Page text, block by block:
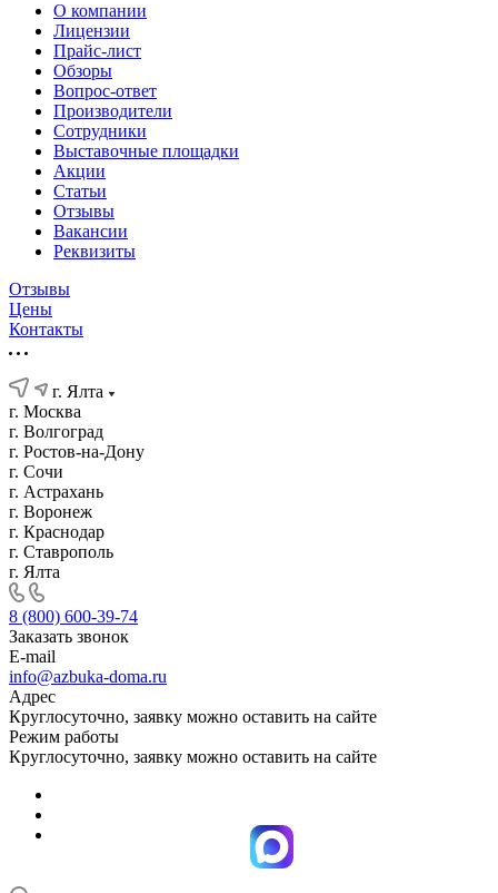
О компании
Лицензии
Прайс-лист
Обзоры
Вопрос-ответ
Производители
Сотрудники
Выставочные площадки
Акции
Статьи
Отзывы
Вакансии
Реквизиты
Отзывы
Цены
Контакты
г. Ялта
г. Москва
г. Волгоград
г. Ростов-на-Дону
г. Сочи
г. Астрахань
г. Воронеж
г. Краснодар
г. Ставрополь
г. Ялта
8 (800) 600-39-74
Заказать звонок
E-mail
info@azbuka-doma.ru
Адрес
Круглосуточно, заявку можно оставить на сайте
Режим работы
Круглосуточно, заявку можно оставить на сайте